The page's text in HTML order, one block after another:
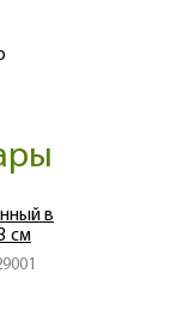
в
см